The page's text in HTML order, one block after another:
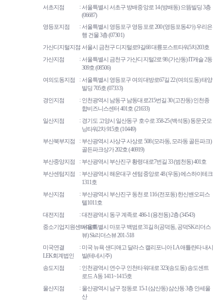
서초지점
서울특별시 서초구 방배중앙로 14 (방배동) 으뜸빌딩 3층
(06687)
영등포지점
서울특별시 영등포구 영등포로 200 (영등포동4가) 우리은
행 건물 3층 (07301)
가산디지털지점 서울시 금천구 디지털로9길68 대륭포스트타워5차203호
가산지점
서울특별시 금천구 가산디지털2로 98 (가산동) IT캐슬 2동
309호 (08506)
여의도동지점
서울특별시 영등포구 여의대방로67길 22 (여의도동) 태양
빌딩 705호 (07333)
경인지점
인천광역시 남동구 남동대로215번길 30 (고잔동) 인천종
합비즈니스센터 401호 (21633)
일산지점
경기도 고양시 일산동구 호수로 358-25 (백석동) 동문굿모
닝타워2차 915호 (10449)
부산북부지점
부산광역시 사상구 사상로 508 (모라동, 모라동 골든파크)
골든파크상가 202호 (46919)
부산중앙지점
부산광역시 부산진구 황령대로7번길 33 (범천동) 401호
부산센텀지점
부산광역시 해운대구 센텀중앙로 48 (우동) 에스하이테크
1311호
부산지점
부산광역시 부산진구 동천로 116 (전포동) 한신밴오피스
텔1011호
대전지점
대전광역시 동구 계족로 486-1 (용전동) 2층 (34543)
중소기업지원센타마포서울특별시 마포구 백범로31길 8 (공덕동, 공덕SK리더스
뷰) Sk리더스뷰 201-518
미국연결
LEK회계법인
미국 뉴욕 샌디애고 달라스 캘리포니아 LA 애틀란타 내시
빌(테네시주)
송도지점
인천광역시 연수구 인천타워대로 323(송도동) 송도센트
로드 A동 1411~1415호
울산지점
울산광역시 남구 정동로 15-1 (삼산동) 삼산동 3층 안세울
산